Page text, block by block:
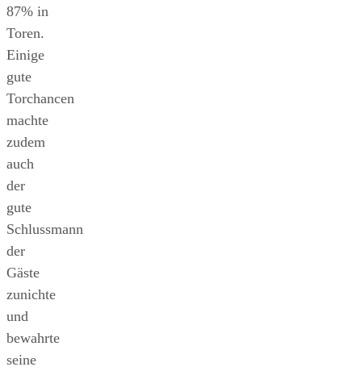
87% in
Toren.
Einige
gute
Torchancen
machte
zudem
auch
der
gute
Schlussmann
der
Gäste
zunichte
und
bewahrte
seine